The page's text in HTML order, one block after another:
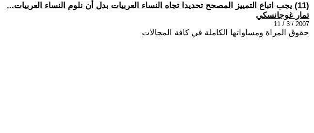
(11) يجب اتباع التمييز المصحح تحديدا تجاه النساء العربيات بدل أن نلوم النساء العربيات...
تمار غوجانسكي
2007 / 3 / 11
حقوق المراة ومساواتها الكاملة في كافة المجالات